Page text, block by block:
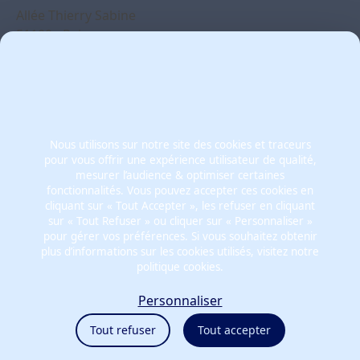
Allée Thierry Sabine
51100 - Reims
Politiques cookies
Politiques de confidentialité
Éthique et conformité
Nous utilisons sur notre site des cookies et traceurs
pour vous offrir une expérience utilisateur de qualité,
mesurer l’audience & optimiser certaines
fonctionnalités. Vous pouvez accepter ces cookies en
cliquant sur « Tout Accepter », les refuser en cliquant
sur « Tout Refuser » ou cliquer sur « Personnaliser »
pour gérer vos préférences. Si vous souhaitez obtenir
plus d’informations sur les cookies utilisés, visitez notre
politique cookies.
Tout accepter
Tout refuser
Personnaliser